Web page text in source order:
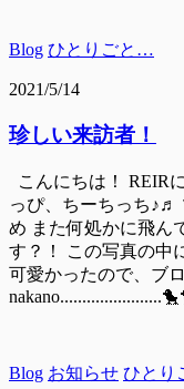
Blog ひとりごと…
2021/5/14
珍しい来訪者！
こんにちは！ REIR
っぴ、ちーちっち
め また何処かに飛
す？！ この写真の
可愛かったので、ブ
Blog お知らせ ひとり